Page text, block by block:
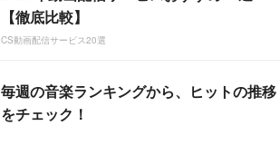
【徹底比較】
CS動画配信サービス20選
毎週の音楽ランキングから、ヒットの推移
をチェック！